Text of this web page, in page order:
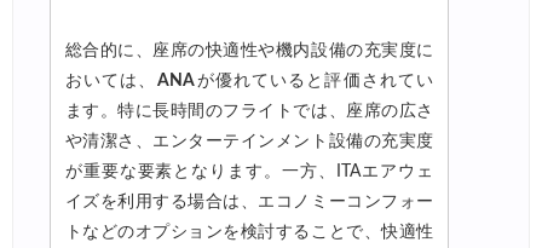
総合的に、座席の快適性や機内設備の充実度に
おいては、 ANAが優れていると評価されてい
ます。特に長時間のフライトでは、座席の広さ
や清潔さ、エンターテインメント設備の充実度
が重要な要素となります。一方、ITAエアウェ
イズを利用する場合は、エコノミーコンフォー
トなどのオプションを検討することで、快適性